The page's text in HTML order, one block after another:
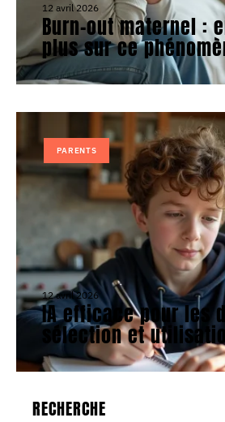
12 avril 2026
Burn-out maternel :
plus sur ce
PARENTS
12 avril 2026
IA efficace pour les
sélection et utilisation
RECHERCHE